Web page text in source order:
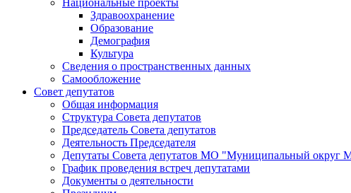
Здравоохранение
Образование
Демография
Культура
Сведения о пространственных данных
Самообложение
Совет депутатов
Общая информация
Структура Совета депутатов
Председатель Совета депутатов
Деятельность Председателя
Депутаты Совета депутатов МО "Муниципальный округ
График проведения встреч депутатами
Документы о деятельности